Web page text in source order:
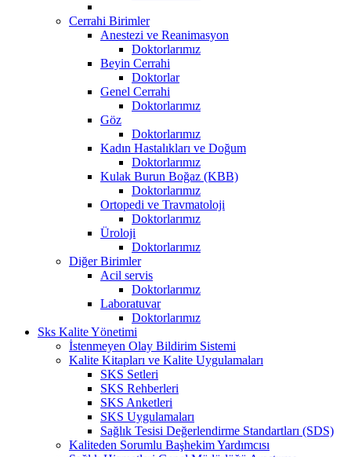
Cerrahi Birimler
Anestezi ve Reanimasyon
Doktorlarımız
Beyin Cerrahi
Doktorlar
Genel Cerrahi
Doktorlarımız
Göz
Doktorlarımız
Kadın Hastalıkları ve Doğum
Doktorlarımız
Kulak Burun Boğaz (KBB)
Doktorlarımız
Ortopedi ve Travmatoloji
Doktorlarımız
Üroloji
Doktorlarımız
Diğer Birimler
Acil servis
Doktorlarımız
Laboratuvar
Doktorlarımız
Sks Kalite Yönetimi
İstenmeyen Olay Bildirim Sistemi
Kalite Kitapları ve Kalite Uygulamaları
SKS Setleri
SKS Rehberleri
SKS Anketleri
SKS Uygulamaları
Sağlık Tesisi Değerlendirme Standartları (SDS)
Kaliteden Sorumlu Başhekim Yardımcısı